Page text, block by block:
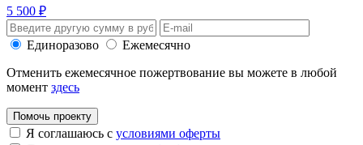
5 500 ₽
Единоразово
Ежемесячно
Отменить ежемесячное пожертвование вы можете в любой
момент здесь
Помочь проекту
Я соглашаюсь с условиями оферты